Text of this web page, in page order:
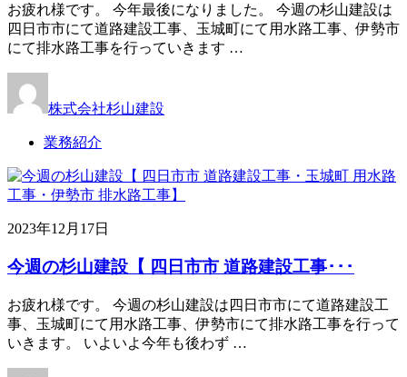
お疲れ様です。 今年最後になりました。 今週の杉山建設は
四日市市にて道路建設工事、玉城町にて用水路工事、伊勢市
にて排水路工事を行っていきます …
株式会社杉山建設
業務紹介
2023年12月17日
今週の杉山建設【 四日市市 道路建設工事･･･
お疲れ様です。 今週の杉山建設は四日市市にて道路建設工
事、玉城町にて用水路工事、伊勢市にて排水路工事を行って
いきます。 いよいよ今年も後わず …